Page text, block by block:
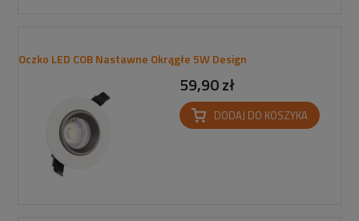
Oczko LED COB Nastawne Okrągłe 5W Design
59,90 zł
DODAJ DO KOSZYKA